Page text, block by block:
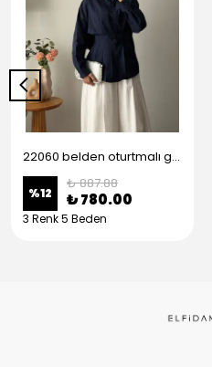
22060 belden oturtmalı gömlek
%12
₺ 887.88
₺ 780.00
3 Renk 5 Beden